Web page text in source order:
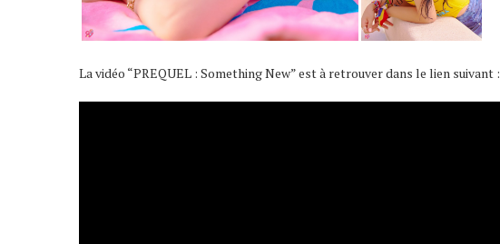
La vidéo “PREQUEL : Something New” est à retrouver dans le lien suivant :